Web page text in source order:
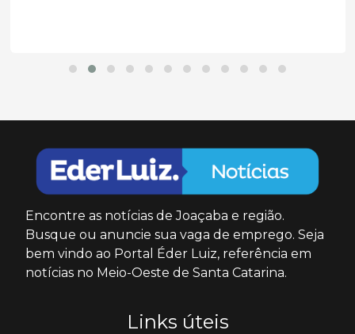
Encontre as notícias de Joaçaba e região.
Busque ou anuncie sua vaga de emprego. Seja
bem vindo ao Portal Éder Luiz, referência em
notícias no Meio-Oeste de Santa Catarina.
Links úteis